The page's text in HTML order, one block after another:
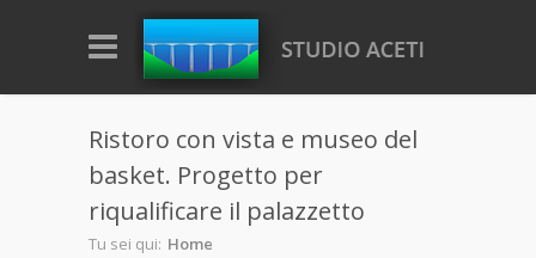
Salta al contenuto principale
Ristoro con vista e museo del
basket. Progetto per
riqualificare il palazzetto
Tu sei qui: Home